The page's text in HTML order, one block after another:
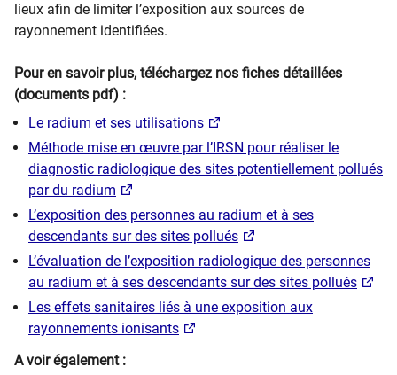
lieux afin de limiter l’exposition aux sources de
rayonnement identifiées.
Pour en savoir plus, téléchargez nos fiches détaillées
(documents pdf) :
Le radium et ses utilisations
Méthode mise en œuvre par l’IRSN pour réaliser le
diagnostic radiologique des sites potentiellement pollués
par du radium
L’exposition des personnes au radium et à ses
descendants sur des sites pollués
L’évaluation de l’exposition radiologique des personnes
au radium et à ses descendants sur des sites pollués
Les effets sanitaires liés à une exposition aux
rayonnements ionisants
A voir également :